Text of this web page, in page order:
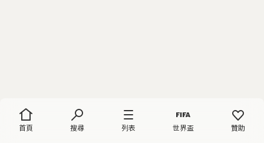
首頁 搜尋 列表 世界盃 贊助